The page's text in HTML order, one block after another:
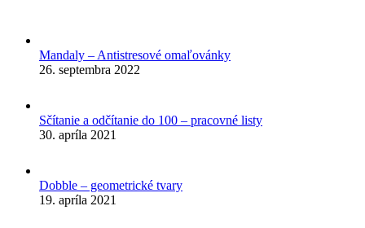
Mandaly – Antistresové omaľovánky
26. septembra 2022
Sčítanie a odčítanie do 100 – pracovné listy
30. apríla 2021
Dobble – geometrické tvary
19. apríla 2021